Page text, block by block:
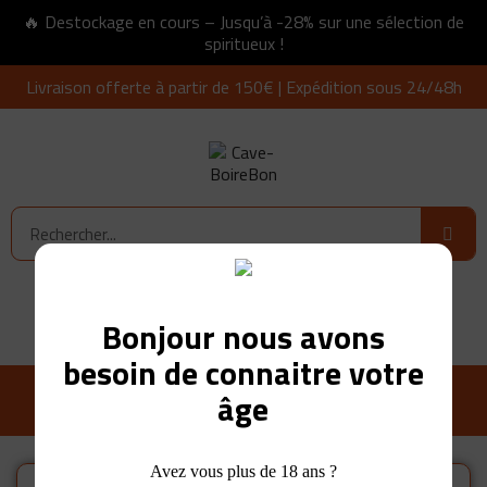
Bonjour nous avons
besoin de connaitre votre
âge
Avez vous plus de 18 ans ?
🔥 Destockage en cours – Jusqu’à -28% sur une sélection de
spiritueux !
Livraison offerte à partir de 150€ | Expédition sous 24/48h